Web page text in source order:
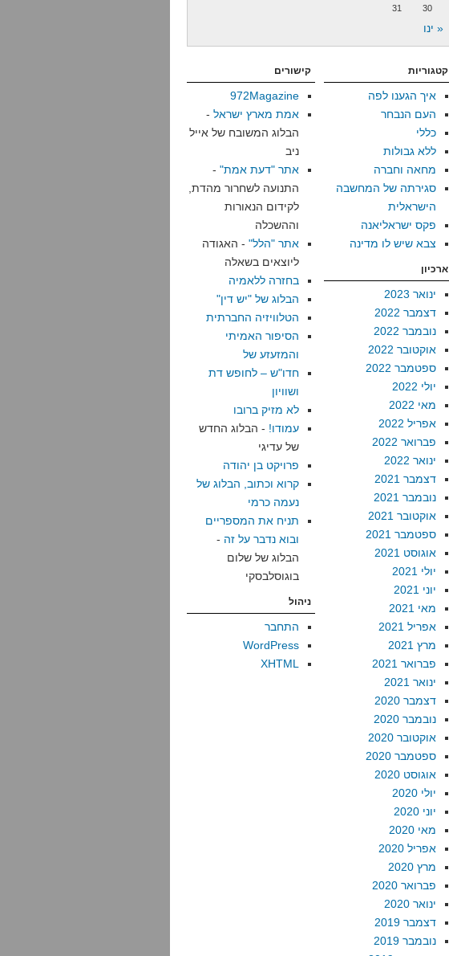
30
31
« ינו
קטגוריות
איך הגענו לפה
העם הנבחר
כללי
ללא גבולות
מחאה וחברה
סגירתה של המחשבה
הישראלית
פקס ישראליאנה
צבא שיש לו מדינה
ארכיון
ינואר 2023
דצמבר 2022
נובמבר 2022
אוקטובר 2022
ספטמבר 2022
יולי 2022
מאי 2022
אפריל 2022
פברואר 2022
ינואר 2022
דצמבר 2021
נובמבר 2021
אוקטובר 2021
ספטמבר 2021
אוגוסט 2021
יולי 2021
יוני 2021
מאי 2021
אפריל 2021
מרץ 2021
פברואר 2021
ינואר 2021
דצמבר 2020
נובמבר 2020
אוקטובר 2020
ספטמבר 2020
אוגוסט 2020
יולי 2020
יוני 2020
מאי 2020
אפריל 2020
מרץ 2020
פברואר 2020
ינואר 2020
דצמבר 2019
נובמבר 2019
קישורים
972Magazine
אמת מארץ ישראל -
הבלוג המשובח של אייל
ניב
אתר "דעת אמת" -
התנועה לשחרור מהדת,
לקידום הנאורות
וההשכלה
אתר "הלל" - האגודה
ליוצאים בשאלה
בחזרה ללאמיה
הבלוג של "יש דין"
הטלוויזיה החברתית
הסיפור האמיתי
והמזעזע של
חדו"ש – לחופש דת
ושוויון
לא מזיק ברובו
עמודו! - הבלוג החדש
של עדיגי
פרויקט בן יהודה
קרוא וכתוב, הבלוג של
נעמה כרמי
תניח את המספריים
ובוא נדבר על זה -
הבלוג של שלום
בוגוסלבסקי
ניהול
התחבר
WordPress
XHTML